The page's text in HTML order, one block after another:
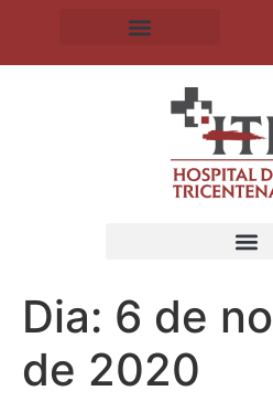
Dia: 6 de
de 2020